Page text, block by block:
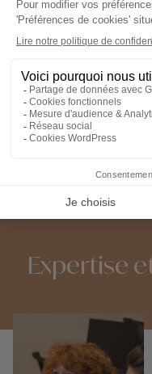
04 Partez
Votre
Sur
Expertise